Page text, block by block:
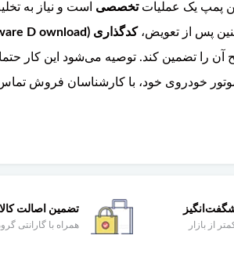
پمپ یک عملیاتتخصصی است و نیاز به
پس از تعویض،
خودروی خود، با کارشناسان فروش
تضمین اصالت کالا
همراه با گارانتی